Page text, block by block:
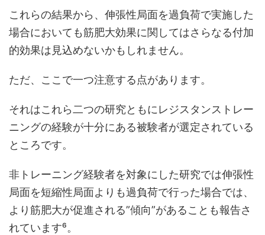
これらの結果から、伸張性局面を過負荷で実施した
場合においても筋肥大効果に関してはさらなる付加
的効果は見込めないかもしれません。
ただ、ここで一つ注意する点があります。
それはこれら二つの研究ともにレジスタンストレー
ニングの経験が十分にある被験者が選定されている
ところです。
非トレーニング経験者を対象にした研究では伸張性
局面を短縮性局面よりも過負荷で行った場合では、
より筋肥大が促進される”傾向”があることも報告さ
れています⁶。